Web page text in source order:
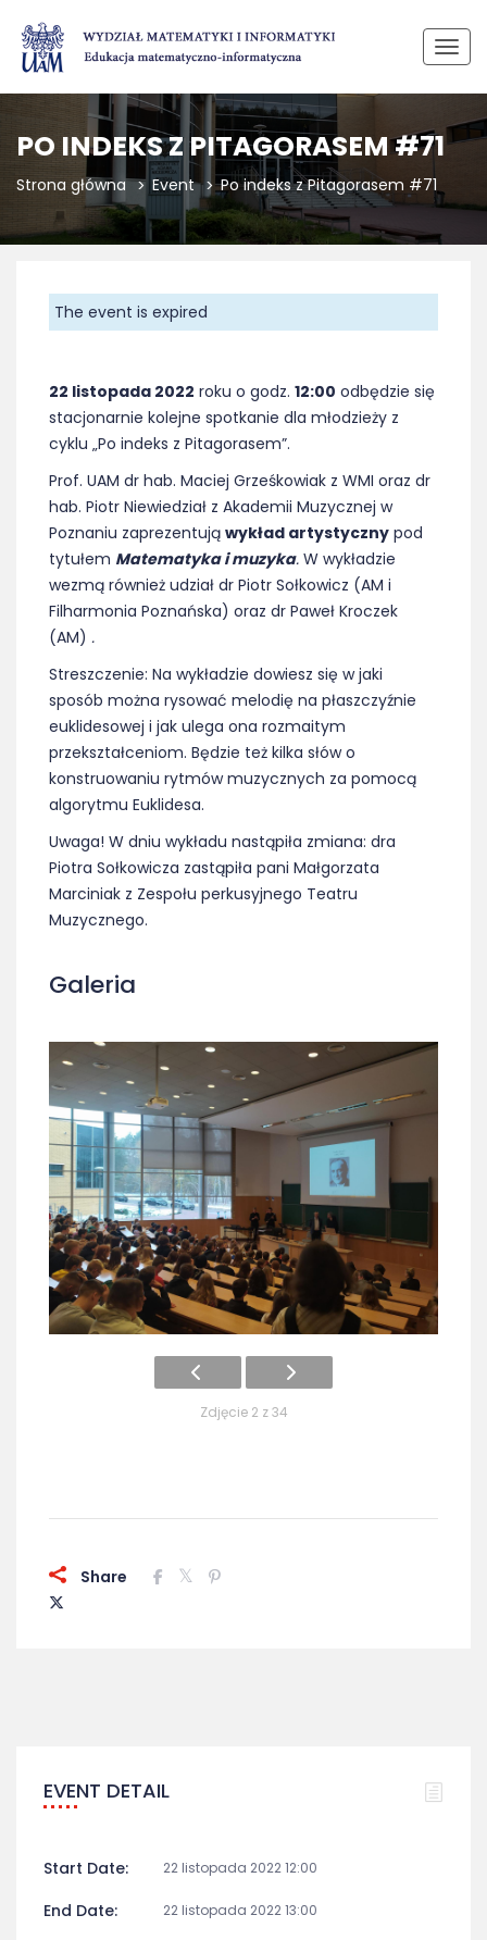
PO INDEKS Z PITAGORASEM #71
Strona główna Event Po indeks z Pitagorasem #71
The event is expired
22 listopada 2022 roku o godz. 12:00 odbędzie się
stacjonarnie kolejne spotkanie dla młodzieży z
cyklu „Po indeks z Pitagorasem”.
Prof. UAM dr hab. Maciej Grześkowiak z WMI oraz dr
hab. Piotr Niewiedział z Akademii Muzycznej w
Poznaniu zaprezentują wykład artystyczny pod
tytułem Matematyka i muzyka. W wykładzie
wezmą również udział dr Piotr Sołkowicz (AM i
Filharmonia Poznańska) oraz dr Paweł Kroczek
(AM) .
Streszczenie: Na wykładzie dowiesz się w jaki
sposób można rysować melodię na płaszczyźnie
euklidesowej i jak ulega ona rozmaitym
przekształceniom. Będzie też kilka słów o
konstruowaniu rytmów muzycznych za pomocą
algorytmu Euklidesa.
Uwaga! W dniu wykładu nastąpiła zmiana: dra
Piotra Sołkowicza zastąpiła pani Małgorzata
Marciniak z Zespołu perkusyjnego Teatru
Muzycznego.
Galeria
Zdjęcie 2 z 34
Share
EVENT DETAIL
Start Date: 22 listopada 2022 12:00
End Date: 22 listopada 2022 13:00